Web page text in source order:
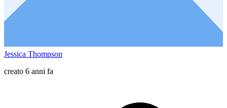
Jessica Thompson
creato 6 anni fa